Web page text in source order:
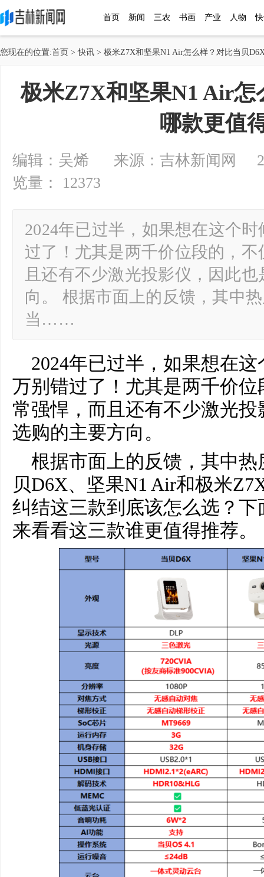
首页 新闻 三农 书画 产业 人物
您现在的位置:首页 >快讯 > 极米Z7X和坚果N1 Air怎么样？对比当贝
极米Z7X和坚果N1 Air怎
哪款更值
编辑：吴烯 来源：吉林新闻网
览量： 12373
2024年已过半，如果想在这个
过了！尤其是两千价位段的，
且还有不少激光投影仪，因此
向。 根据市面上的反馈，其中
当……
2024年已过半，如果想在
万别错过了！尤其是两千价
常强悍，而且还有不少激光
选购的主要方向。
根据市面上的反馈，其中
贝D6X、坚果N1 Air和极米
纠结这三款到底该怎么选？
来看看这三款谁更值得推荐。